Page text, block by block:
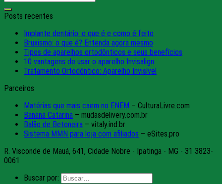
Posts recentes
Implante dentário: o que é e como é feito
Bruxismo: o que é? Entenda agora mesmo
Tipos de aparelhos ortodônticos e seus benefícios
10 vantagens de usar o aparelho Invisalign
Tratamento Ortodôntico: Aparelho Invisível
Parceiros
Matérias que mais caem no ENEM – CulturaLivre.com
Banana Catarina – mudasdelivery.com.br
Balão de Betoneira – vitaly.ind.br
Sistema MMN para loja com afiliados – eSites.pro
R. Visconde de Mauá, 641, Cidade Nobre - Ipatinga - MG - 31 3823-
0061
Buscar por: